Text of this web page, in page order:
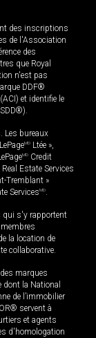
des inscriptions
de l'Association
des
que Royal
n'est pas
DDF®
et identifie le
Les bureaux
MD Ltée »,
MD Credit
Estate Services
Tremblant »
ServicesMD.
qui s'y rapportent
la location de
collaborative.
marques
dont la National
de l’immobilier
servent à
et agents
d'homologation